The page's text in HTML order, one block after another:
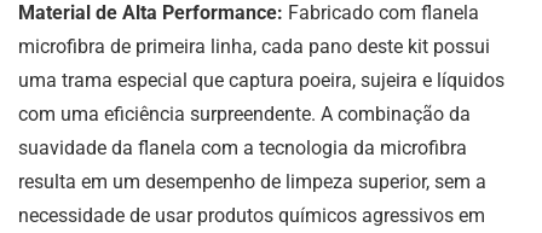
Material de Alta Performance: Fabricado com flanela
microfibra de primeira linha, cada pano deste kit possui
uma trama especial que captura poeira, sujeira e líquidos
com uma eficiência surpreendente. A combinação da
suavidade da flanela com a tecnologia da microfibra
resulta em um desempenho de limpeza superior, sem a
necessidade de usar produtos químicos agressivos em